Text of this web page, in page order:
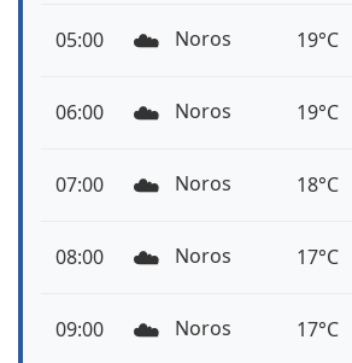
05:00 ☁️ Noros 19°C
06:00 ☁️ Noros 19°C
07:00 ☁️ Noros 18°C
08:00 ☁️ Noros 17°C
09:00 ☁️ Noros 17°C